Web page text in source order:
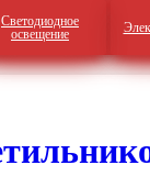
Светодиодное
освещение